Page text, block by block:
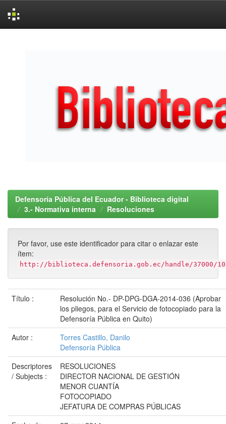
Defensoría Pública del Ecuador - Biblioteca digital
3.- Normativa interna
Resoluciones
Por favor, use este identificador para citar o enlazar este
ítem:
http://biblioteca.defensoria.gob.ec/handle/37000/
Título :
Resolución No.- DP-DPG-DGA-2014-036 (Aprobar
los pliegos, para el Servicio de fotocopiado para la
Defensoría Pública en Quito)
Autor :
Torres Castillo, Danilo
Defensoría Pública
Descriptores
/ Subjects :
RESOLUCIONES
DIRECTOR NACIONAL DE GESTIÓN
MENOR CUANTÍA
FOTOCOPIADO
JEFATURA DE COMPRAS PÚBLICAS